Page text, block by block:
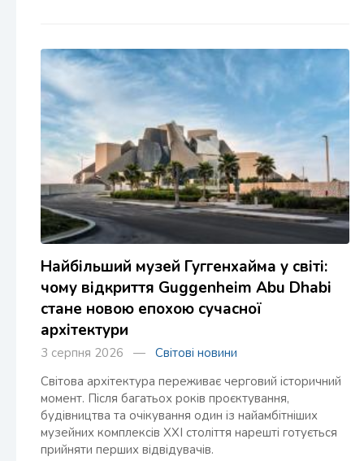
Найбільший музей Гуггенхайма у світі:
чому відкриття Guggenheim Abu Dhabi
стане новою епохою сучасної
архітектури
3 серпня 2026 — Світові новини
Світова архітектура переживає черговий історичний
момент. Після багатьох років проєктування,
будівництва та очікування один із найамбітніших
музейних комплексів XXI століття нарешті готується
прийняти перших відвідувачів.